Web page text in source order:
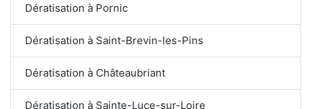
Dératisation à Pornic
Dératisation à Saint-Brevin-les-Pins
Dératisation à Châteaubriant
Dératisation à Sainte-Luce-sur-Loire